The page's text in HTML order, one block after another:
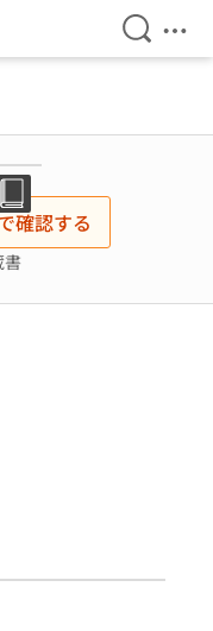
検索を
メ
確認する
書